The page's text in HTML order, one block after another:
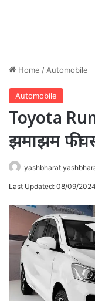
Home / Automobile
Automobile
Toyota
झमाझम
yashbharat
Last Updated: 08/09/2024